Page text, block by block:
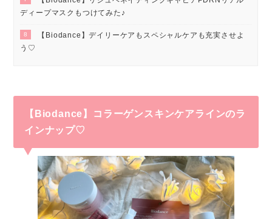
ディープマスクもつけてみた♪
8
【Biodance】デイリーケアもスペシャルケアも充実させよ
う♡
【Biodance】コラーゲンスキンケアラインのラ
インナップ♡